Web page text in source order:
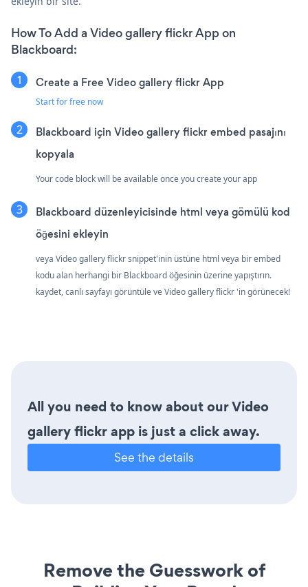
How To Add a Video gallery flickr App on
Blackboard:
Create a Free Video gallery flickr App
Start for free now
Blackboard için Video gallery flickr embed pasajını
kopyala
Your code block will be available once you create your app
Blackboard düzenleyicisinde html veya gömülü kod
öğesini ekleyin
veya Video gallery flickr snippet'inin üstüne html veya bir embed
kodu alan herhangi bir Blackboard öğesinin üzerine yapıştırın.
kaydet, canlı sayfayı görüntüle ve Video gallery flickr 'in görünecek!
All you need to know about our Video
gallery flickr app is just a click away.
See the details
Remove the Guesswork of